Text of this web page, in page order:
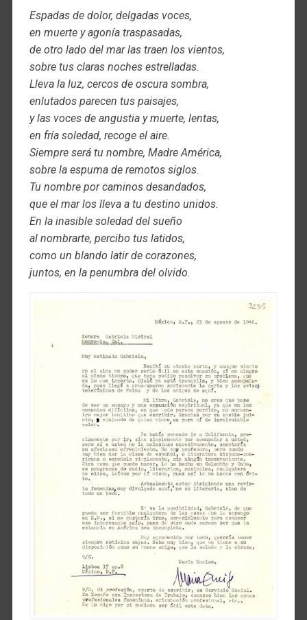
Espadas de dolor, delgadas voces,
en muerte y agonía traspasadas,
de otro lado del mar las traen los vientos,
sobre tus claras noches estrelladas.
Lleva la luz, cercos de oscura sombra,
enlutados parecen tus paisajes,
y las voces de angustia y muerte, lentas,
en fría soledad, recoge el aire.
Siempre será tu nombre, Madre América,
sobre la espuma de remotos siglos.
Tu nombre por caminos desandados,
que el mar los lleva a tu destino unidos.
En la inasible soledad del sueño
al nombrarte, percibo tus latidos,
como un blando latir de corazones,
juntos, en la penumbra del olvido.